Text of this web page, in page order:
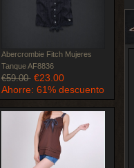
Abercrombie Fitch Mujeres
Tanque AF8836
€59.00 €23.00
Ahorre: 61% descuento